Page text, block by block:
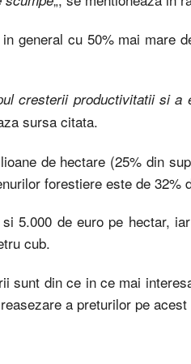
general cu 50% mai mare
cresterii productivitatii si a
sursa citata.
de hectare (25% din
forestiere este de 32%
5.000 de euro pe hectar,
cub.
sunt din ce in ce mai
a preturilor pe acest